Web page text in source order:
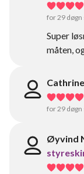
for 29 døgn
Super
måten,
for 29 døgn
Øyvind